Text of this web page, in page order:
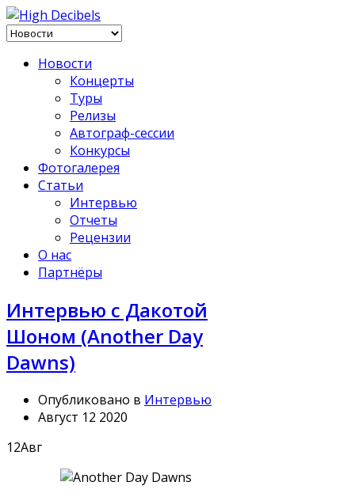
Новости
Концерты
Туры
Релизы
Автограф-сессии
Конкурсы
Фотогалерея
Статьи
Интервью
Отчеты
Рецензии
О нас
Партнёры
Интервью с Дакотой
Шоном (Another Day
Dawns)
Опубликовано в Интервью
Август 12 2020
12Авг